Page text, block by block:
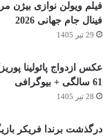
فیلم ویولن نوازی بیژن
فینال جام جهانی 2026
29 تیر 1405
عکس ازدواج پائولینا
61 سالگی + بیوگرافی
28 تیر 1405
درگذشت برندا فریکر